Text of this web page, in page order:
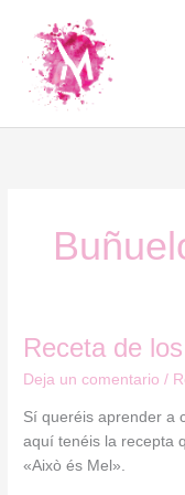
contenido
Receta de
Deja un comentario /
Sí queréis aprender a
aquí tenéis la recepta
«Això és Mel».
Receta
los
buñuelos
de
bacalao